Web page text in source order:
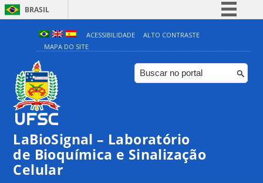
BRASIL
Simplifique!
Comunica BR
Participe
ACESSIBILIDADE
ALTO CONTRASTE
MAPA DO SITE
LaBioSignal – Laboratório
de Bioquímica e Sinalização
Celular